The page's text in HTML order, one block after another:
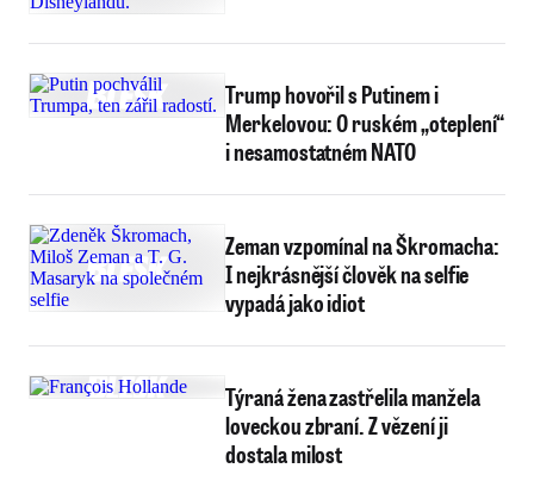
Trump hovořil s Putinem i
Merkelovou: O ruském „oteplení“
i nesamostatném NATO
Zeman vzpomínal na Škromacha:
I nejkrásnější člověk na selfie
vypadá jako idiot
Týraná žena zastřelila manžela
loveckou zbraní. Z vězení ji
dostala milost